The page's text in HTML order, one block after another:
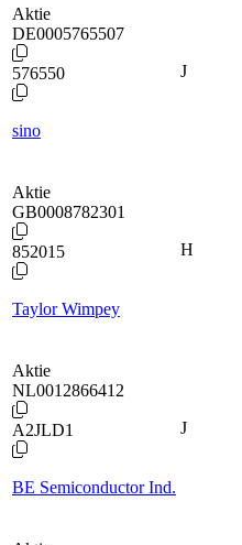
Aktie
DE0005765507
576550
sino
J
Aktie
GB0008782301
852015
Taylor Wimpey
H
Aktie
NL0012866412
A2JLD1
BE Semiconductor Ind.
J